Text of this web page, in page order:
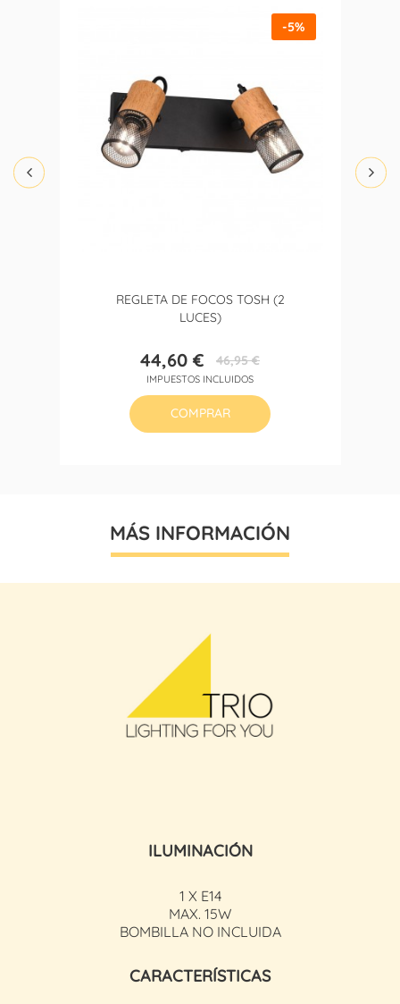
REGLETA DE FOCOS TOSH (2
LUCES)
Precio
44,60 €Precio
base
46,95 €
IMPUESTOS INCLUIDOS
-5%
COMPRAR
MÁS INFORMACIÓN
ILUMINACIÓN
1 X E14
MAX. 15W
BOMBILLA NO INCLUIDA
CARACTERÍSTICAS